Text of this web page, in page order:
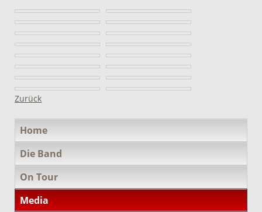
Zurück
überspringen
Home
Die Band
On Tour
Media